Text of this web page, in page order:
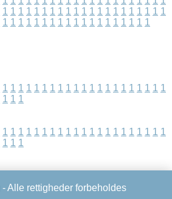
1 1 1 1 1 1 1 1 1 1 1 1 1 1 1 1 1 1 1 1 1
1 1 1 1 1 1 1 1 1 1 1 1 1 1 1 1 1 1 1
1 1 1 1 1 1 1 1 1 1 1 1 1 1 1 1 1 1 1 1 1
1 1 1
1 1 1 1 1 1 1 1 1 1 1 1 1 1 1 1 1 1 1 1 1
1 1 1
- Alle rettigheder forbeholdes